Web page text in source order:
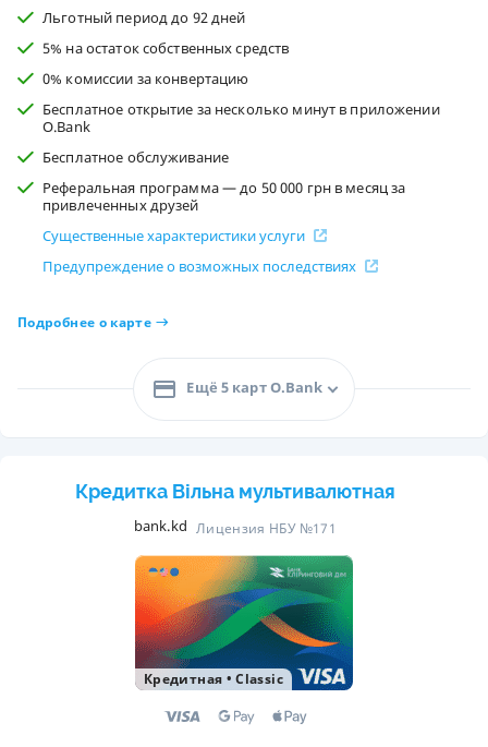
Льготный период до 92 дней
5% на остаток собственных средств
0% комиссии за конвертацию
Бесплатное открытие за несколько минут в приложении
O.Bank
Бесплатное обслуживание
Реферальная программа — до 50 000 грн в месяц за
привлеченных друзей
Существенные характеристики услуги
Предупреждение о возможных последствиях
Подробнее о карте
Ещё 5 карт O.Bank
Кредитка Вільна мультивалютная
bank.kd Лицензия НБУ №171
Кредитная •Classic